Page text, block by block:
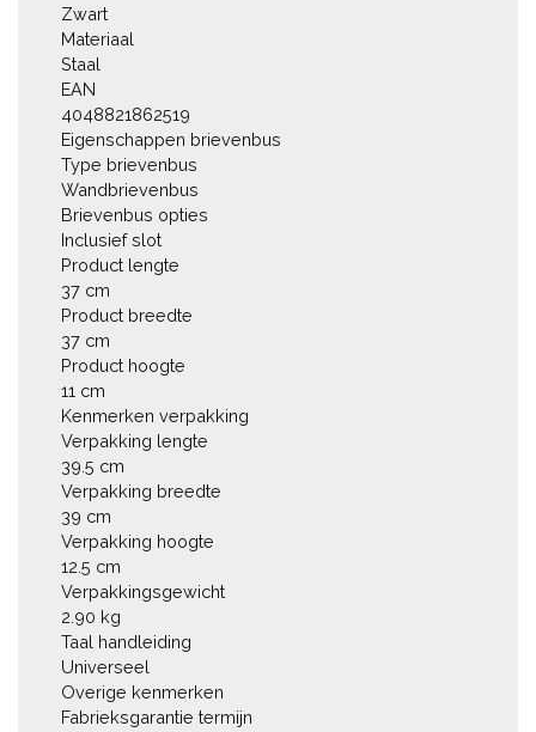
Zwart
Materiaal
Staal
EAN
4048821862519
Eigenschappen brievenbus
Type brievenbus
Wandbrievenbus
Brievenbus opties
Inclusief slot
Product lengte
37 cm
Product breedte
37 cm
Product hoogte
11 cm
Kenmerken verpakking
Verpakking lengte
39.5 cm
Verpakking breedte
39 cm
Verpakking hoogte
12.5 cm
Verpakkingsgewicht
2.90 kg
Taal handleiding
Universeel
Overige kenmerken
Fabrieksgarantie termijn